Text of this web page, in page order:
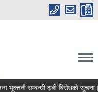
भूक्तनी सम्बन्धी दाबी बिरोधको सूचना।